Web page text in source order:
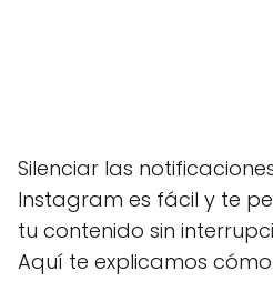
Silenciar las
Instagram es fácil y te
tu contenido sin
Aquí te explicamos